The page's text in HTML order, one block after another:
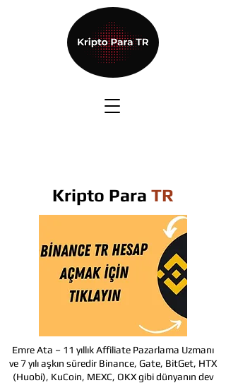
Kripto Para TR
Emre Ata – 11 yıllık Affiliate Pazarlama Uzmanı
ve 7 yılı aşkın süredir Binance, Gate, BitGet, HTX
(Huobi), KuCoin, MEXC, OKX gibi dünyanın dev